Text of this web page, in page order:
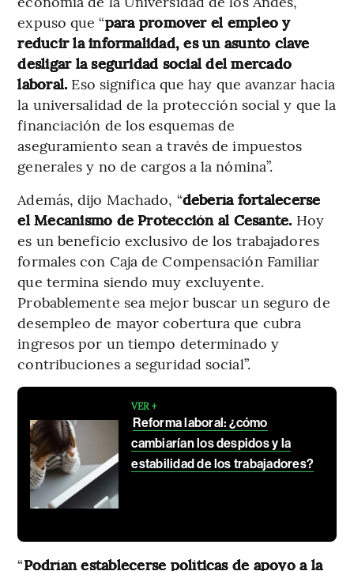
expuso que “para promover el empleo y
reducir la informalidad, es un asunto clave
desligar la seguridad social del mercado
laboral. Eso significa que hay que avanzar hacia
la universalidad de la protección social y que la
financiación de los esquemas de
aseguramiento sean a través de impuestos
generales y no de cargos a la nómina”.
Además, dijo Machado, “debería fortalecerse
el Mecanismo de Protección al Cesante. Hoy
es un beneficio exclusivo de los trabajadores
formales con Caja de Compensación Familiar
que termina siendo muy excluyente.
Probablemente sea mejor buscar un seguro de
desempleo de mayor cobertura que cubra
ingresos por un tiempo determinado y
contribuciones a seguridad social”.
VER +
Reforma laboral: ¿cómo
cambiarían los despidos y la
estabilidad de los trabajadores?
“Podrían establecerse políticas de apoyo a la